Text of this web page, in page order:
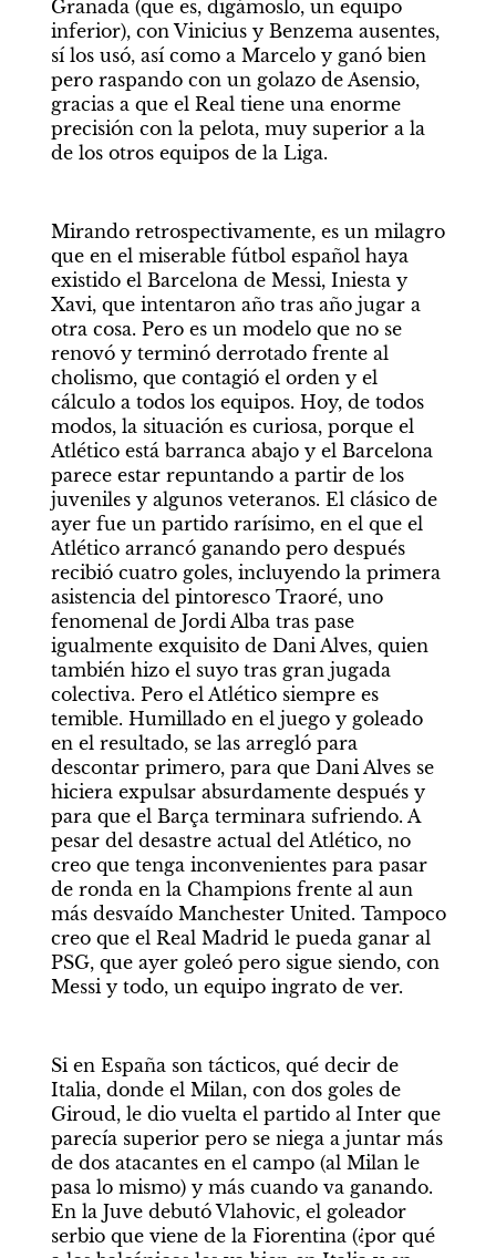
Granada (que es, digámoslo, un equipo
inferior), con Vinicius y Benzema ausentes,
sí los usó, así como a Marcelo y ganó bien
pero raspando con un golazo de Asensio,
gracias a que el Real tiene una enorme
precisión con la pelota, muy superior a la
de los otros equipos de la Liga.
Mirando retrospectivamente, es un milagro
que en el miserable fútbol español haya
existido el Barcelona de Messi, Iniesta y
Xavi, que intentaron año tras año jugar a
otra cosa. Pero es un modelo que no se
renovó y terminó derrotado frente al
cholismo, que contagió el orden y el
cálculo a todos los equipos. Hoy, de todos
modos, la situación es curiosa, porque el
Atlético está barranca abajo y el Barcelona
parece estar repuntando a partir de los
juveniles y algunos veteranos. El clásico de
ayer fue un partido rarísimo, en el que el
Atlético arrancó ganando pero después
recibió cuatro goles, incluyendo la primera
asistencia del pintoresco Traoré, uno
fenomenal de Jordi Alba tras pase
igualmente exquisito de Dani Alves, quien
también hizo el suyo tras gran jugada
colectiva. Pero el Atlético siempre es
temible. Humillado en el juego y goleado
en el resultado, se las arregló para
descontar primero, para que Dani Alves se
hiciera expulsar absurdamente después y
para que el Barça terminara sufriendo. A
pesar del desastre actual del Atlético, no
creo que tenga inconvenientes para pasar
de ronda en la Champions frente al aun
más desvaído Manchester United. Tampoco
creo que el Real Madrid le pueda ganar al
PSG, que ayer goleó pero sigue siendo, con
Messi y todo, un equipo ingrato de ver.
Si en España son tácticos, qué decir de
Italia, donde el Milan, con dos goles de
Giroud, le dio vuelta el partido al Inter que
parecía superior pero se niega a juntar más
de dos atacantes en el campo (al Milan le
pasa lo mismo) y más cuando va ganando.
En la Juve debutó Vlahovic, el goleador
serbio que viene de la Fiorentina (¿por qué